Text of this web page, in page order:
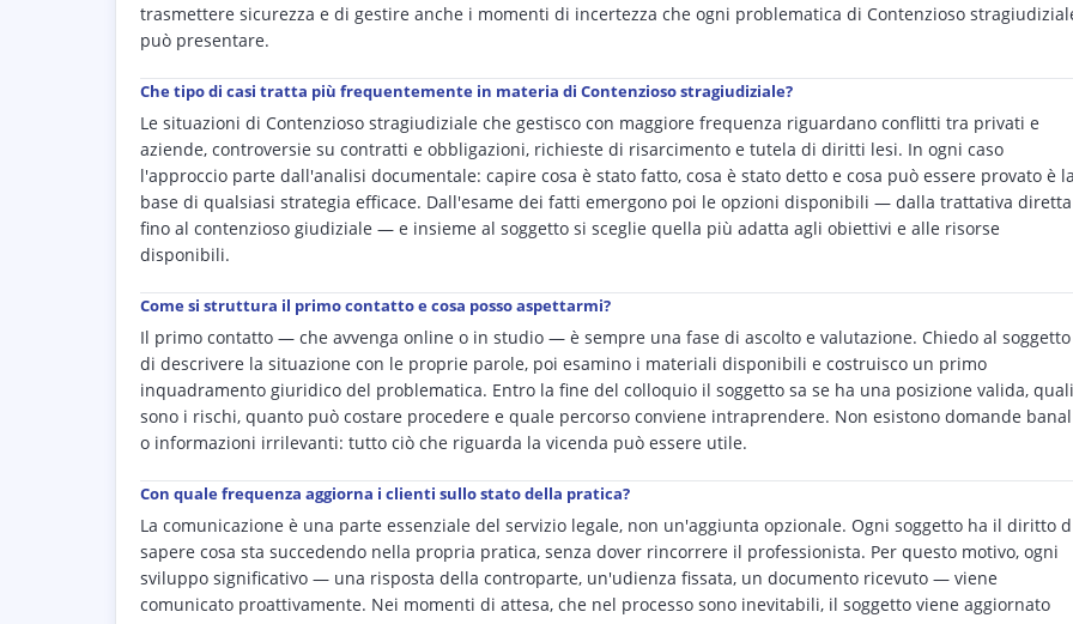
trasmettere sicurezza e di gestire anche i momenti di incertezza che ogni problematica di Contenzioso
può presentare.
Che tipo di casi tratta più frequentemente in materia di Contenzioso stragiudiziale?
Le situazioni di Contenzioso stragiudiziale che gestisco con maggiore frequenza riguardano conflitti tra privati e
aziende, controversie su contratti e obbligazioni, richieste di risarcimento e tutela di diritti lesi. In ogni caso
l'approccio parte dall'analisi documentale: capire cosa è stato fatto, cosa è stato detto e cosa può essere provato è
base di qualsiasi strategia efficace. Dall'esame dei fatti emergono poi le opzioni disponibili — dalla trattativa diretta
fino al contenzioso giudiziale — e insieme al soggetto si sceglie quella più adatta agli obiettivi e alle risorse
disponibili.
Come si struttura il primo contatto e cosa posso aspettarmi?
Il primo contatto — che avvenga online o in studio — è sempre una fase di ascolto e valutazione. Chiedo al soggetto
di descrivere la situazione con le proprie parole, poi esamino i materiali disponibili e costruisco un primo
inquadramento giuridico del problematica. Entro la fine del colloquio il soggetto sa se ha una posizione valida, quali
sono i rischi, quanto può costare procedere e quale percorso conviene intraprendere. Non esistono domande
o informazioni irrilevanti: tutto ciò che riguarda la vicenda può essere utile.
Con quale frequenza aggiorna i clienti sullo stato della pratica?
La comunicazione è una parte essenziale del servizio legale, non un'aggiunta opzionale. Ogni soggetto ha il diritto
sapere cosa sta succedendo nella propria pratica, senza dover rincorrere il professionista. Per questo motivo, ogni
sviluppo significativo — una risposta della controparte, un'udienza fissata, un documento ricevuto — viene
comunicato proattivamente. Nei momenti di attesa, che nel processo sono inevitabili, il soggetto viene aggiornato